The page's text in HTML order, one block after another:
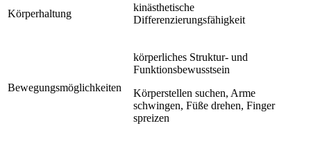
Körperhaltung
kinästhetische
Differenzierungsfähigkeit
Bewegungsmöglichkeiten
körperliches Struktur- und
Funktionsbewusstsein
Körperstellen suchen, Arme
schwingen, Füße drehen, Finger
spreizen